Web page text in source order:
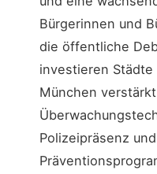
Bürgerinnen und
die öffentliche
investieren Städte
München
Polizeipräsenz